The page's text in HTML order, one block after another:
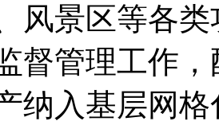
风景区等各
督管理工作
纳入基层网